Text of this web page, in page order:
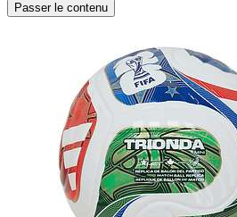
Passer le contenu